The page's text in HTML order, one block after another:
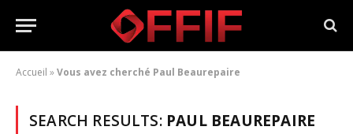
Accueil »Vous avez cherché Paul Beaurepaire
SEARCH RESULTS: PAUL BEAUREPAIRE